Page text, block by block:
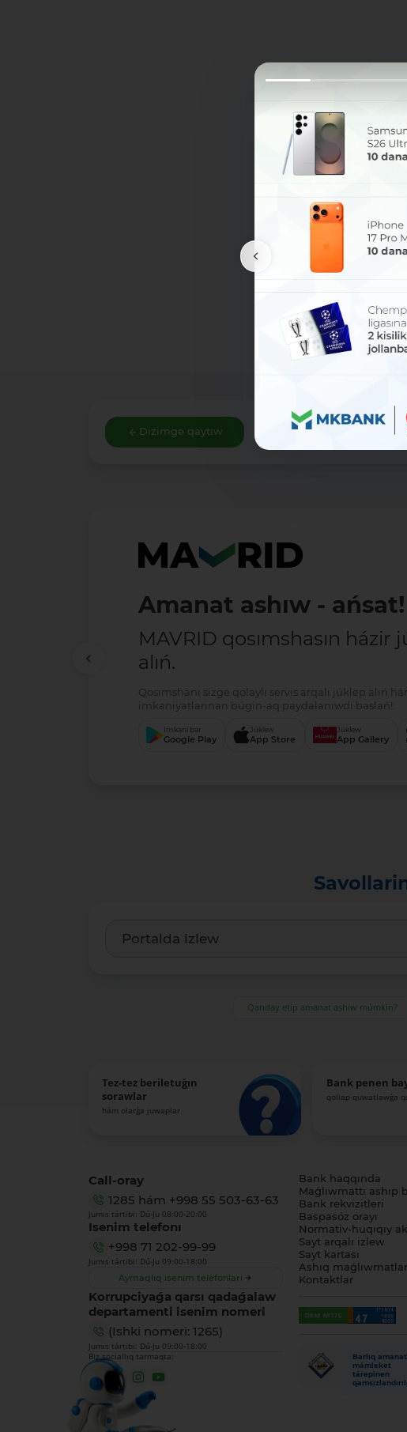
Dizimge qaytıw
Amanat ashıw - ańsat!
MAVRID qosımshasın házir
alıń.
Qosımshanı sizge qolaylı servis arqalı júklep alıń
imkaniyatlarınan búgin-aq paydalanıwdı baslań!:
Imkani bar
Google Play
Júklew
App Store
Júklew
App Gallery
Qanday etip amanat ashıw múmkin?
Tez-tez beriletuǵın
sorawlar
hám olarǵa juwaplar
Bank penen
qollap-quwatlawǵa
Call-oray
1285 hám +998 55 503-63-63
Jumıs tártibi: Dú-Ju 08:00-20:00
Isenim telefonı
+998 71 202-99-99
Jumıs tártibi: Dú-Ju 09:00-18:00
Aymaqlıq isenim telefonları
Korrupciyaǵa qarsı qadaǵalaw
departamenti isenim nomeri
(Ishki nomeri: 1265)
Jumıs tártibi: Dú-Ju 09:00-18:00
Biz sociallıq tarmaqta:
Bank haqqında
Maǵlıwmattı ashıp
Bank rekvizitleri
Baspasóz orayı
Normativ-huqıqıy
Sayt arqalı izlew
Sayt kartası
Ashıq maǵlıwmatlar
Kontaktlar
Barlıq
mámleket
tárepinen